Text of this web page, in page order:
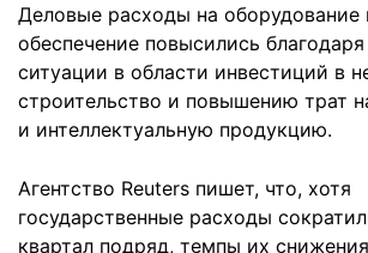
Деловые расходы на
обеспечение повысились
ситуации в области инвестиций в
строительство и повышению трат
и интеллектуальную продукцию.
Агентство Reuters пишет, что, хотя
государственные расходы
квартал подряд, темпы их